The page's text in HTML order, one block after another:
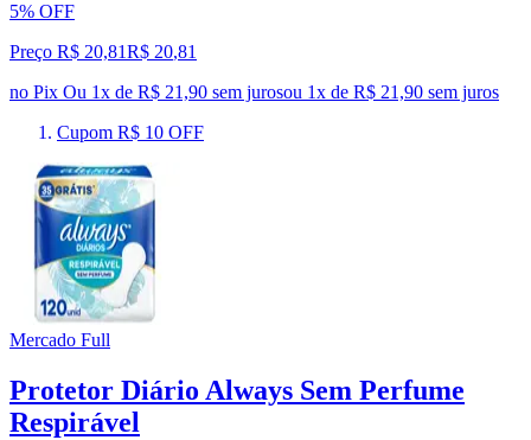
5% OFF
Preço R$ 20,81R$ 20,81
no Pix Ou 1x de R$ 21,90 sem jurosou 1x de R$ 21,90 sem juros
Cupom R$ 10 OFF
Mercado Full
Protetor Diário Always Sem Perfume
Respirável